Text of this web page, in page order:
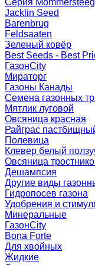
Серия Mommersteeg
Jacklin Seed
Barenbrug
Feldsaaten
Зеленый ковёр
Best Seeds - Best
ГазонCity
Мираторг
Газоны Канады
Семена газонных
Мятлик луговой
Овсяница красная
Райграс
Полевица
Клевер белый
Овсяница
Дешампсия
Другие виды
Гидропосев газона
Удобрения и
Минеральные
ГазонCity
Bona Forte
Для хвойных
Жидкие